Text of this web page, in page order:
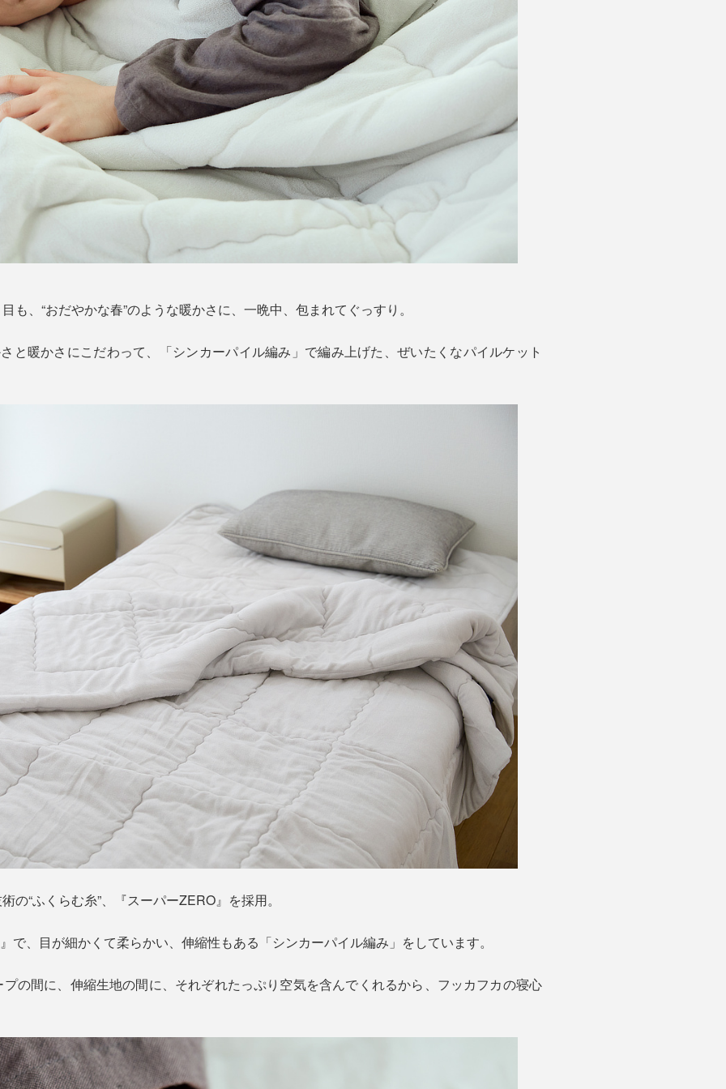
も、“おだやかな春”のような暖かさに、一晩中、包まれてぐっすり。
と暖かさにこだわって、「シンカーパイル編み」で編み上げた、ぜいたくなパイルケット
の“ふくらむ糸”、『スーパーZERO』を採用。
で、目が細かくて柔らかい、伸縮性もある「シンカーパイル編み」をしています。
の間に、伸縮生地の間に、それぞれたっぷり空気を含んでくれるから、フッカフカの寝心